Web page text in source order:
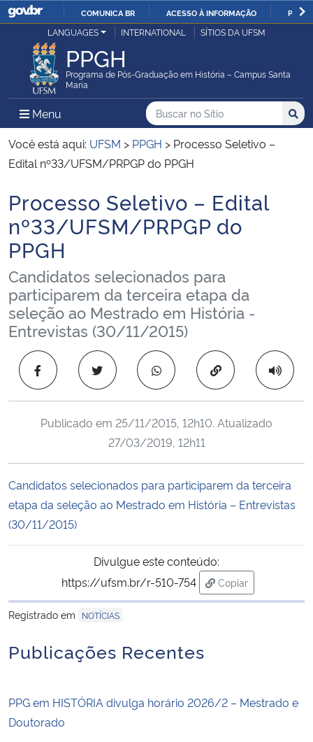
IR
O
COMUNICA BR ACESSO À INFORMAÇÃO
Ministério da Justiça e Segurança Pública
Ministério da Defesa
Ministério das Relações Exteriores
Ministério da Infraestrutura
Ministério da Agricultura, Pecuária e Abastecimento
Ministério da Educação
Ministério da Cidadania
Ministério da Saúde
Ministério de Minas e Energia
Ministério da Ciência, Tecnologia, Inovações e Comunicações
Ministério do Turismo
Ministério do Desenvolvimento Regional
Controladoria-Geral da União
Ministério da Mulher, da Família e dos Direitos Humanos
Secretaria-Geral
Secretaria de Governo
LANGUAGES INTERNATIONAL SÍTIOS DA UFSM
PPGH
Programa de Pós-Graduação em História – Campus Santa
Maria
Menu Menu Principal do Sítio
Busca
Buscar no no Sítio
Busca:
Você está aqui: UFSM > PPGH > Processo Seletivo –
Edital nº33/UFSM/PRPGP do PPGH
Início do conteúdo
Processo Seletivo – Edital
nº33/UFSM/PRPGP do
PPGH
Candidatos selecionados para
participarem da terceira etapa da
seleção ao Mestrado em História -
Entrevistas (30/11/2015)
Copiar para área
Publicado em 25/11/2015, 12h10. Atualizado
27/03/2019, 12h11
Candidatos selecionados para participarem da terceira
etapa da seleção ao Mestrado em História – Entrevistas
(30/11/2015)
Divulgue este conteúdo:
https://ufsm.br/r-510-754
Copiar
para área de
Registrado em
NOTÍCIAS
Publicações Recentes
PPG em HISTÓRIA divulga horário 2026/2 – Mestrado e
Doutorado